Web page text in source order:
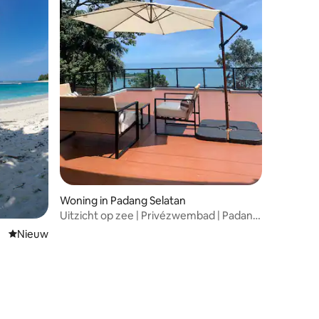
Nieuwe accommodatie
Nieuw
Woning in Padang Selatan
Uitzicht op zee | Privézwembad | Padang